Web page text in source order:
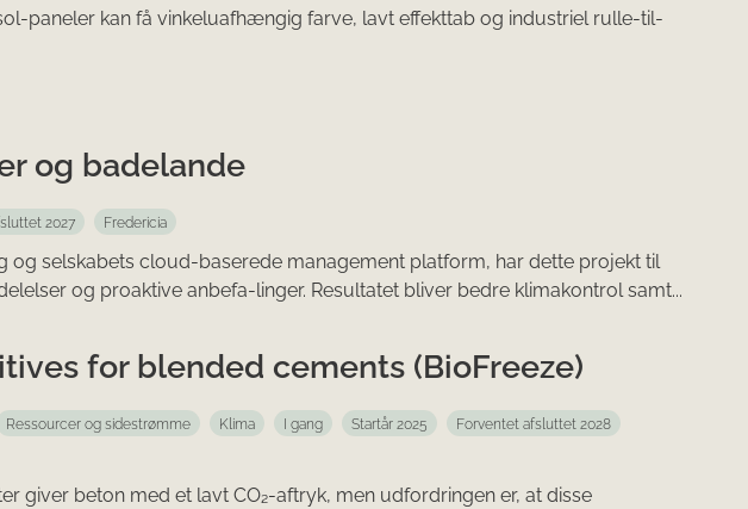
paneler kan få vinkeluafhængig farve, lavt effekttab og industriel rulle-til-
og badelande
2027 Fredericia
selskabets cloud-baserede management platform, har dette projekt til
og proaktive anbefa-linger. Resultatet bliver bedre klimakontrol samt...
for blended cements (BioFreeze)
Ressourcer og sidestrømme Klima I gang Startår 2025
Forventet afsluttet 2028
beton med et lavt CO₂-aftryk, men udfordringen er, at disse